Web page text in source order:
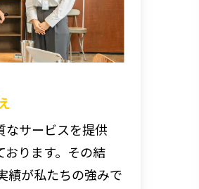
なサービスを提供
おります。その結
績が私たちの強みで